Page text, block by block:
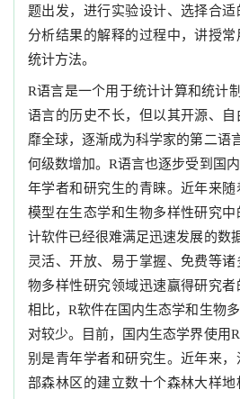
题出发，进行实验设计、选择合
分析结果的解释的过程中，讲授
统计方法。
R语言是一个用于统计计算和统计
语言的历史不长，但以其开源、
靡全球，逐渐成为科学家的第二语
何级数增加。R语言也逐步受到国
年学者和研究生的青睐。近年来
模型在生态学和生物多样性研究
计软件已经很难满足迅速发展的数
灵活、开放、易于掌握、免费等
物多样性研究领域迅速赢得研究
相比，R软件在国内生态学和生物
对较少。目前，国内生态学界使用
别是青年学者和研究生。近年来
部森林区的建立数十个森林大样